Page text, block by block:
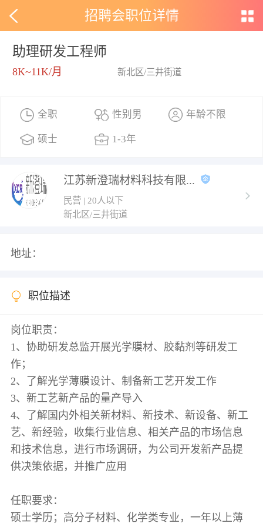
招聘会职位详情
助理研发工程师
8K~11K/月 新北区/三井街道
全职 性别男 年龄不限
硕士 1-3年
江苏新澄瑞材料科技有限...
民营 | 20人以下
新北区/三井街道
地址：
职位描述
岗位职责：
1、协助研发总监开展光学膜材、胶黏剂等研发工
作；
2、了解光学薄膜设计、制备新工艺开发工作
3、新工艺新产品的量产导入
4、了解国内外相关新材料、新技术、新设备、新工
艺、新经验，收集行业信息、相关产品的市场信息
和技术信息，进行市场调研，为公司开发新产品提
供决策依据，并推广应用
任职要求：
硕士学历；高分子材料、化学类专业，一年以上薄